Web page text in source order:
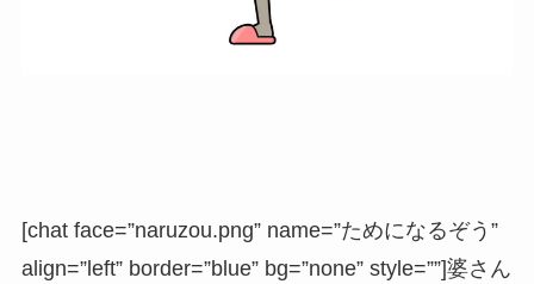
[chat face=”naruzou.png” name=”ためになるぞう”
align=”left” border=”blue” bg=”none” style=””]婆さん